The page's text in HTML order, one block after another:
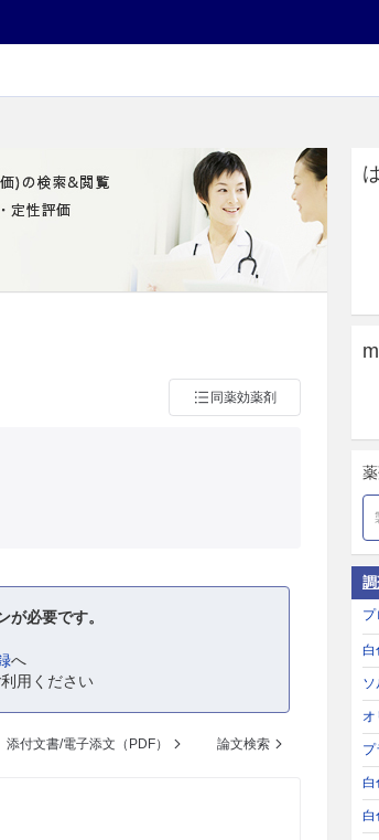
同薬効薬剤
必要です。
へ
用ください
添付文書/電子添文（PDF） 論文検索
プ
白
ソ
オ
プ
白
白